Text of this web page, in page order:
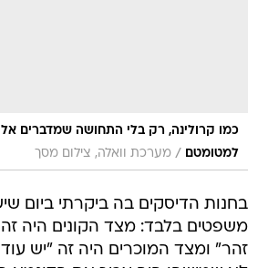
כמו קרולינה, רק בלי התחושה שמדברים
למטומטם
/ מערכת וואלה, צילום מסך
בחנות הדיסקים בה ביקרתי ביום
משפטים בלבד: מצד הקונים היה
זהר" ומצד המוכרים היה זה "יש